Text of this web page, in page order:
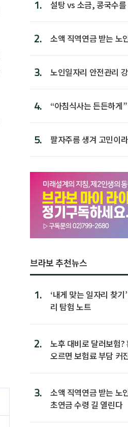
1. 설탕 vs 소금, 콩국수
2.
소액 직역연금 받는 노
3.
노인일자리 안전관리
4.
“아침식사는 든든하게
5. 팔자주름 생겨 고민이
브라보 추천뉴스
1.
‘내게 맞는 일자리 찾기
리 탐험 노트
2.
노후 대비로 달러보험?
오르면 보험료 부담 커
3.
소액 직역연금 받는 노
초연금 수령 길 열린다